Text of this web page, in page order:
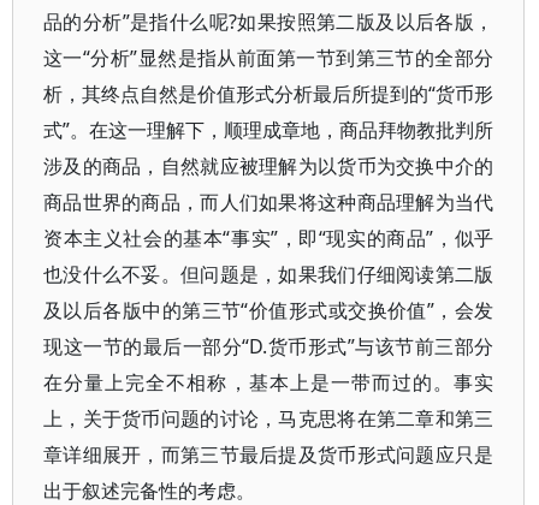
品的分析”是指什么呢?如果按照第二版及以后各版，
这一“分析”显然是指从前面第一节到第三节的全部分
析，其终点自然是价值形式分析最后所提到的“货币形
式”。在这一理解下，顺理成章地，商品拜物教批判所
涉及的商品，自然就应被理解为以货币为交换中介的
商品世界的商品，而人们如果将这种商品理解为当代
资本主义社会的基本“事实”，即“现实的商品”，似乎
也没什么不妥。但问题是，如果我们仔细阅读第二版
及以后各版中的第三节“价值形式或交换价值”，会发
现这一节的最后一部分“D.货币形式”与该节前三部分
在分量上完全不相称，基本上是一带而过的。事实
上，关于货币问题的讨论，马克思将在第二章和第三
章详细展开，而第三节最后提及货币形式问题应只是
出于叙述完备性的考虑。